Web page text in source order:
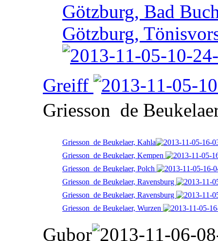
Götzburg, Bad
Götzburg,
Greiff
Griesson  de
Griesson  de Beukelaer, Kahla
Griesson  de Beukelaer, Kempen
Griesson  de Beukelaer, Polch
Griesson  de Beukelaer, Ravensburg
Griesson  de Beukelaer, Ravensburg
Griesson  de Beukelaer, Wurzen
Gubor